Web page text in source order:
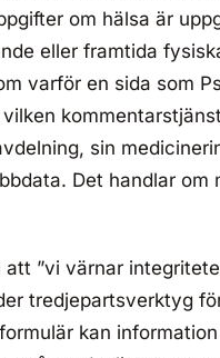
om hälsa är
eller framtida
varför en sida som
sin
Det handlar om
”vi värnar
tredjepartsverktyg
kan